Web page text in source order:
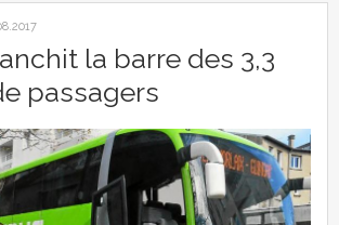
la barre des 3,3
passagers